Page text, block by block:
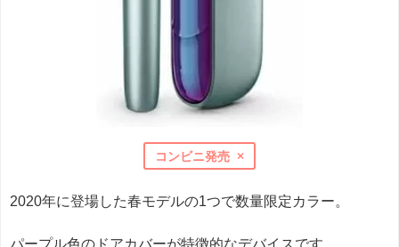
コンビニ発売 ×
2020年に登場した春モデルの1つで数量限定カラー。
パープル色のドアカバーが特徴的なデバイスです。